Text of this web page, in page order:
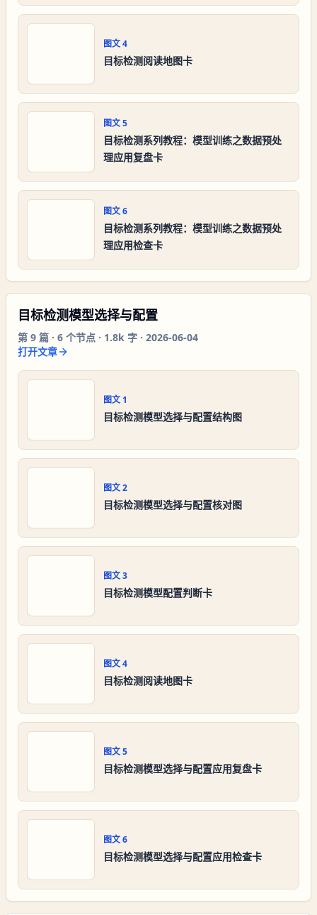
图文4
目标检测阅读地图卡
图文5
目标检测系列教程：模型训练之数据预处
理应用复盘卡
图文6
目标检测系列教程：模型训练之数据预处
理应用检查卡
目标检测模型选择与配置
第 9 篇 · 6 个节点 · 1.8k 字 · 2026-06-04
打开文章
图文 1
目标检测模型选择与配置结构图
图文2
目标检测模型选择与配置核对图
图文3
目标检测模型配置判断卡
图文4
目标检测阅读地图卡
图文5
目标检测模型选择与配置应用复盘卡
图文6
目标检测模型选择与配置应用检查卡